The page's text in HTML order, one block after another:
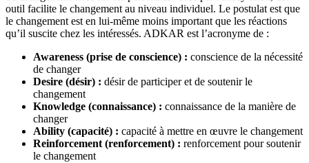
outil facilite le changement au niveau individuel. Le postulat est que
le changement est en lui-même moins important que les réactions
qu’il suscite chez les intéressés. ADKAR est l’acronyme de :
Awareness (prise de conscience) : conscience de la nécessité
de changer
Desire (désir) : désir de participer et de soutenir le
changement
Knowledge (connaissance) : connaissance de la manière de
changer
Ability (capacité) : capacité à mettre en œuvre le changement
Reinforcement (renforcement) : renforcement pour soutenir
le changement